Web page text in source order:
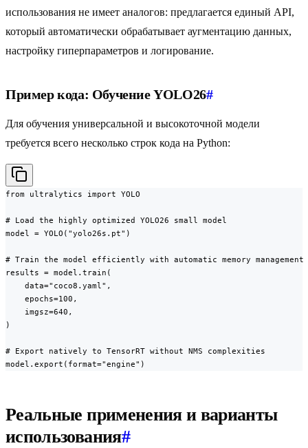
использования не имеет аналогов: предлагается единый API,
который автоматически обрабатывает аугментацию данных,
настройку гиперпараметров и логирование.
Пример кода: Обучение YOLO26#
Для обучения универсальной и высокоточной модели
требуется всего несколько строк кода на Python:
from ultralytics import YOLO
# Load the highly optimized YOLO26 small model
model = YOLO("yolo26s.pt")
# Train the model efficiently with automatic memory management
results = model.train(
    data="coco8.yaml",
    epochs=100,
    imgsz=640,
)
# Export natively to TensorRT without NMS complexities
model.export(format="engine")
Реальные применения и варианты
использования#